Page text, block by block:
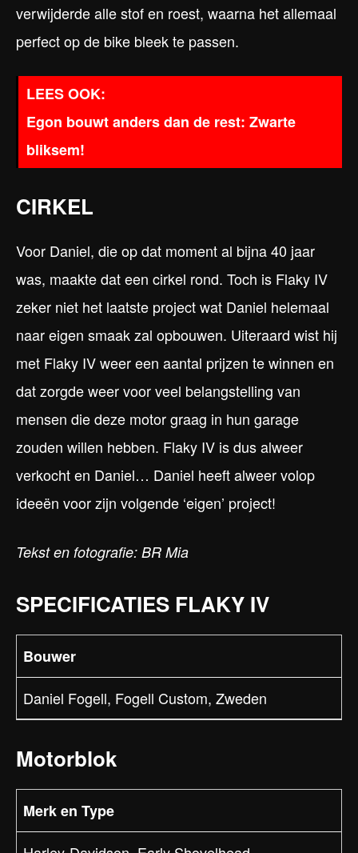
verwijderde alle stof en roest, waarna het allemaal
perfect op de bike bleek te passen.
Egon bouwt anders dan de rest: Zwarte
bliksem!
CIRKEL
Voor Daniel, die op dat moment al bijna 40 jaar
was, maakte dat een cirkel rond. Toch is Flaky IV
zeker niet het laatste project wat Daniel helemaal
naar eigen smaak zal opbouwen. Uiteraard wist hij
met Flaky IV weer een aantal prijzen te winnen en
dat zorgde weer voor veel belangstelling van
mensen die deze motor graag in hun garage
zouden willen hebben. Flaky IV is dus alweer
verkocht en Daniel… Daniel heeft alweer volop
ideeën voor zijn volgende ‘eigen’ project!
Tekst en fotografie: BR Mia
SPECIFICATIES FLAKY IV
Bouwer
Daniel Fogell, Fogell Custom, Zweden
Motorblok
Merk en Type